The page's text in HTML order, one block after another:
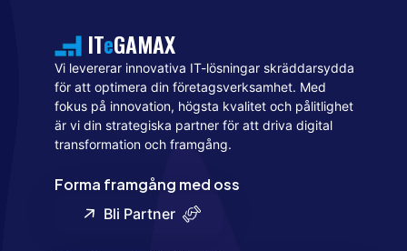
ITeGAMAX
Vi levererar innovativa IT-lösningar skräddarsydda
för att optimera din företagsverksamhet. Med
fokus på innovation, högsta kvalitet och pålitlighet
är vi din strategiska partner för att driva digital
transformation och framgång.
Forma framgång med oss
Bli Partner